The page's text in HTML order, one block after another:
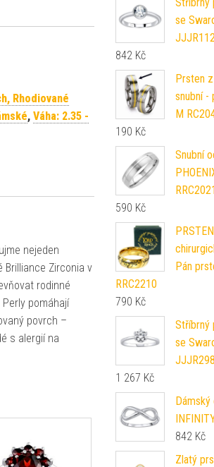
Rhodiované
, Váha: 2.35 -
nejeden
Brilliance Zirconia v
rodinné
pomáhají
povrch –
s alergií na
se
842 Kč
Prsten
snubní -
M
190 Kč
Snubní
590 Kč
Pán
RRC2210
790 Kč
Stříbrný
se
1 267 Kč
842 Kč
Zlatý